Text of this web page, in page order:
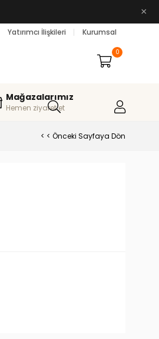
×
Yatırımcı İlişkileri Kurumsal
0
Mağazalarımız
Hemen ziyaret et
< < Önceki Sayfaya Dön